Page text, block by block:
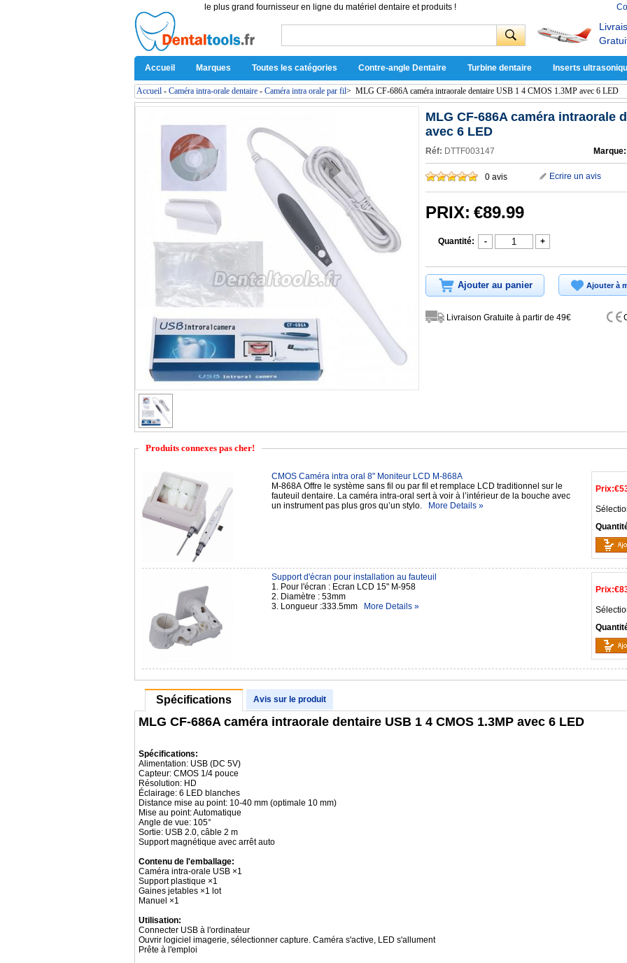
le plus grand fournisseur en ligne du matériel dentaire et produits !
Accueil Marques Toutes les catégories Contre-angle Dentaire Turbine dentaire Inserts
Accueil - Caméra intra-orale dentaire - Caméra intra orale par fil> MLG CF-686A caméra intraorale dentaire USB 1 4 CMOS 1.3MP avec 6 LED
MLG CF-686A caméra intraorale
avec 6 LED
Réf: DTTF003147 Marque:
0 avis Ecrire un avis
PRIX: €89.99
Quantité: - +
Ajouter au panier Ajouter à
Livraison Gratuite à partir de 49€
Produits connexes pas cher!
Prix:
CMOS Caméra intra oral 8" Moniteur LCD M-868A
M-868A Offre le système sans fil ou par fil et remplace LCD traditionnel sur le
fauteuil dentaire. La caméra intra-oral sert à voir à l’intérieur de la bouche avec
un instrument pas plus gros qu’un stylo.
More Details »
Prix:
Support d'écran pour installation au fauteuil
1. Pour l'écran : Ecran LCD 15" M-958
2. Diamètre : 53mm
3. Longueur :333.5mm
More Details »
Spécifications Avis sur le produit
MLG CF-686A caméra intraorale dentaire USB 1 4 CMOS 1.3MP avec 6 LED
Spécifications:
Alimentation: USB (DC 5V)
Capteur: CMOS 1/4 pouce
Résolution: HD
Éclairage: 6 LED blanches
Distance mise au point: 10‑40 mm (optimale 10 mm)
Mise au point: Automatique
Angle de vue: 105°
Sortie: USB 2.0, câble 2 m
Support magnétique avec arrêt auto
Contenu de l'emballage:
Caméra intra-orale USB ×1
Support plastique ×1
Gaines jetables ×1 lot
Manuel ×1
Utilisation:
Connecter USB à l'ordinateur
Ouvrir logiciel imagerie, sélectionner capture. Caméra s'active, LED s'allument
Prête à l'emploi